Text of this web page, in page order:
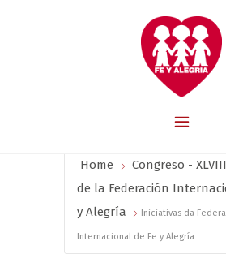
Home
Congreso -
de la Federación
y Alegría
Iniciativas da
Internacional de Fe y Alegría